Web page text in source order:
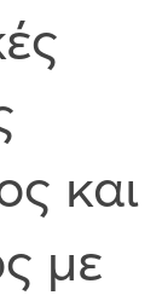
και
με